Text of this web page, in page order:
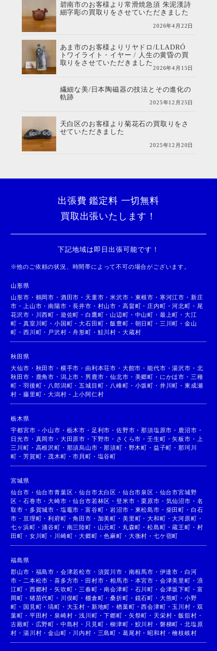
碧南市のお客様より常滑焼急須 朱泥漢詩
細字彫の買取りをさせていただきました
2026年4月22日
あま市のお客様よりリヤドロ/LLADRÓ
トワイライト・イヤー / 人生の黄昏の買
取りをさせていただきました
2026年4月15日
繊細な美/日本陶磁器の技法とその進化の
軌跡
2025年12月25日
天白区のお客様より菊花石の買取りをさ
せていただきました
2025年12月20日
出張費 鑑定料 一切無料
買取出張いたします！
下記地域は即日出張可能です！
※他のご依頼の状況、時間帯によって不可の場合がございます。
山形県
山形市 ・ 鶴岡市 ・ 酒田市 ・ 天童市 ・米沢市 ・ 東根市 ・ 寒河江市 ・ 新庄
市 ・上山市 ・南陽市 ・長井市 ・ 村山市 ・ 高畠町 ・ 庄内町 ・河北町 ・ 尾
花沢市 ・ 川西町 ・ 遊佐町 ・白鷹町 ・ 山辺町 ・ 中山町 ・ 最上町 ・ 大江
町 ・真室川町 ・小国町 ・大石田町 ・飯豊町 ・ 朝日町 ・ 三川町 ・ 金山
町 ・西川町 ・ 戸沢村 ・舟形町 ・ 鮭川村 ・ 大蔵村
秋田県
大仙市 ・ 秋田市 ・ 横手市 ・ 由利本荘市 ・ 大館市 ・能代市 ・湯沢市 ・ 北
秋田市 ・ 鹿角市 ・ 潟上市 ・ 男鹿市 ・仙北市 ・ 美郷町 ・ にかほ市 ・ 三種
町 ・羽後町 ・ 八郎潟町 ・五城目町 ・ 八峰町 ・ 小坂町 ・ 井川町 ・ 東成瀬
村 ・藤里町 ・大潟村 ・上小阿仁村
栃木県
宇都宮市 ・小山市 ・ 栃木市 ・ 足利市 ・佐野市 ・那須塩原市 ・ 鹿沼市 ・
日光市 ・ 真岡市 ・ 大田原市 ・ 下野市 ・ さくら市 ・壬生町 ・矢板市 ・ 上
三川町 ・ 高根沢町 ・ 那須烏山市 ・那須町 ・ 野木町 ・ 益子町 ・那珂川
町 ・芳賀町 ・ 茂木町 ・市貝町 ・ 塩谷町
宮城県
仙台市 ・ 仙台市青葉区 ・仙台市太白区 ・ 仙台市泉区 ・ 仙台市宮城野
区 ・石巻市 ・大崎市 ・仙台市若林区 ・登米市 ・栗原市 ・ 気仙沼市 ・ 名
取市 ・ 多賀城市 ・ 塩竈市 ・富谷町 ・岩沼市 ・ 東松島市 ・ 柴田町 ・ 白石
市 ・ 亘理町 ・利府町 ・角田市 ・ 加美町 ・ 美里町 ・大和町 ・大河原町 ・
七ヶ浜町 ・涌谷町 ・ 南三陸町 ・ 山元町 ・ 丸森町 ・松島町 ・蔵王町 ・ 村
田町 ・ 女川町 ・ 川崎町 ・大郷町 ・色麻町 ・ 大衡村 ・ 七ケ宿町
福島県
郡山市 ・ 福島市 ・ 会津若松市 ・ 須賀川市 ・ 南相馬市 ・ 伊達市 ・ 白河
市 ・二本松市 ・喜多方市 ・ 田村市 ・相馬市 ・ 本宮市 ・ 会津美里町 ・ 浪
江町 ・ 西郷村 ・矢吹町 ・三春町 ・南会津町 ・ 石川町 ・ 会津坂下町 ・ 富
岡町 ・ 猪苗代町 ・ 川俣町 ・棚倉町 ・桑折町 ・ 鏡石町 ・ 大熊町 ・ 小野
町 ・ 国見町 ・塙町 ・ 大玉村 ・ 新地町 ・楢葉町 ・西会津町 ・ 玉川村 ・ 双
葉町 ・ 平田村 ・ 泉崎村 ・浅川町 ・下郷町 ・ 矢祭町 ・ 天栄村 ・飯舘村 ・
古殿町 ・ 広野町 ・ 中島村 ・ 只見町 ・柳津町 ・ 鮫川村 ・ 磐梯町 ・ 北塩原
村 ・湯川村 ・金山町 ・ 川内村 ・ 三島町 ・ 葛尾村 ・ 昭和村 ・檜枝岐村